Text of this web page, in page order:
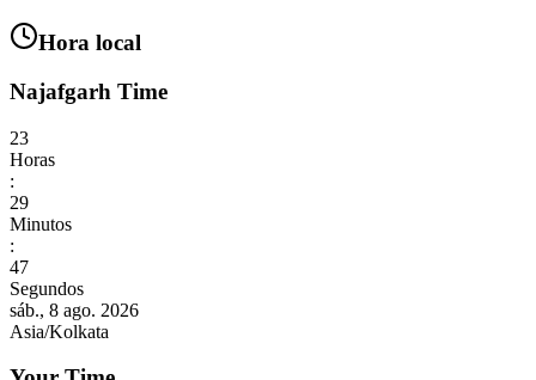
Hora local
Najafgarh Time
23
Horas
:
29
Minutos
:
49
Segundos
sáb., 8 ago. 2026
Asia/Kolkata